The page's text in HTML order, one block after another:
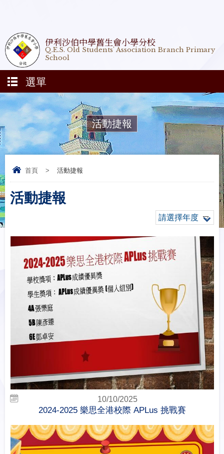
伊利沙伯中學舊生會小學分校
Q.E.S. Old Students' Association Branch Primary
School
選單
活動捷報
首頁 > 活動捷報
活動捷報
請選擇年度
10/10/2025
2024-2025 樂思全港校際 APLus 挑戰賽